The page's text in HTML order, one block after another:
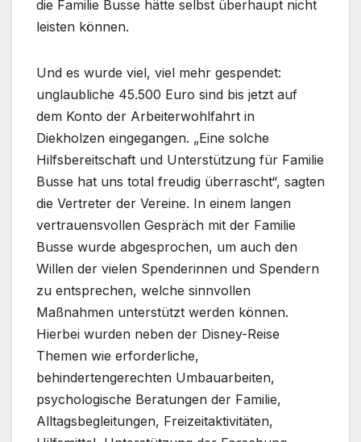
die Familie Busse hätte selbst überhaupt nicht
leisten können.
Und es wurde viel, viel mehr gespendet:
unglaubliche 45.500 Euro sind bis jetzt auf
dem Konto der Arbeiterwohlfahrt in
Diekholzen eingegangen. „Eine solche
Hilfsbereitschaft und Unterstützung für Familie
Busse hat uns total freudig überrascht“, sagten
die Vertreter der Vereine. In einem langen
vertrauensvollen Gespräch mit der Familie
Busse wurde abgesprochen, um auch den
Willen der vielen Spenderinnen und Spendern
zu entsprechen, welche sinnvollen
Maßnahmen unterstützt werden können.
Hierbei wurden neben der Disney-Reise
Themen wie erforderliche,
behindertengerechten Umbauarbeiten,
psychologische Beratungen der Familie,
Alltagsbegleitungen, Freizeitaktivitäten,